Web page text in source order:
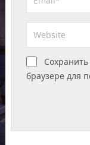
браузере для